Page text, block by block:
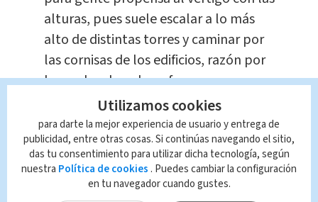
alturas, pues suele escalar a lo más
alto de distintas torres y caminar por
las cornisas de los edificios, razón por
la que ha elevado su fama
paulatinamente.Utilizamos cookies
para darte la mejor experiencia de usuario y entrega de
publicidad, entre otras cosas. Si continúas navegando el sitio,
das tu consentimiento para utilizar dicha tecnología, según
nuestra Política de cookies . Puedes cambiar la configuración
en tu navegador cuando gustes.